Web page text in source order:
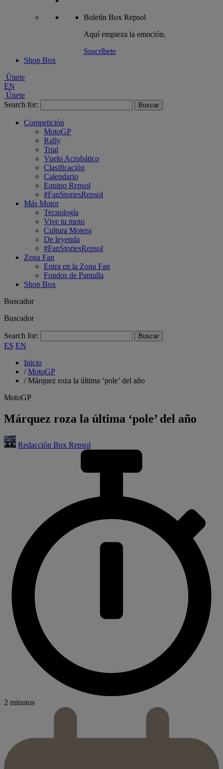
Boletín Box Repsol
Aquí empieza la emoción.
Suscríbete
Shop Box
Únete
EN
Únete
Search for:
Competición
MotoGP
Rally
Trial
Vuelo Acrobático
Clasificación
Calendario
Equipo Repsol
#FanStoriesRepsol
Más Motor
Tecnología
Vive tu moto
Cultura Motera
De leyenda
#FanStoriesRepsol
Zona Fan
Entra en la Zona Fan
Fondos de Pantalla
Shop Box
Buscador
Buscador
Search for:
ES EN
Inicio
/MotoGP
/Márquez roza la última ‘pole’ del año
MotoGP
Márquez roza la última ‘pole’ del año
Redacción Box Repsol
2 minutos